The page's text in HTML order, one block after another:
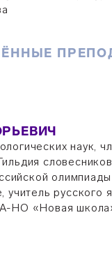
наук,
олимпиады
учитель русского
НО «Новая